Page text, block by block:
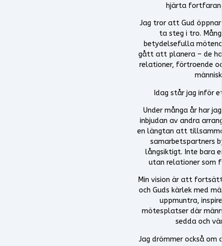
hjärta
Jag tror att Gud
ta steg i tro.
betydelsefulla
gått att planera – de
relationer, förtroende
Idag står jag inför
Under många år har
inbjudan av andra
en längtan att
samarbetspartners
långsiktigt. Inte bara
utan relationer som
Min vision är att
och Guds kärlek med
uppmuntra,
mötesplatser där
sedda och
Jag drömmer också